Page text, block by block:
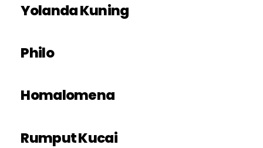
Yolanda Kuning
Philo
Homalomena
Rumput Kucai